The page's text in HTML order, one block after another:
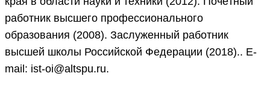
работник высшего профессионального
образования (2008). Заслуженный работник
высшей школы Российской Федерации (2018).. E-
mail: ist-oi@altspu.ru.